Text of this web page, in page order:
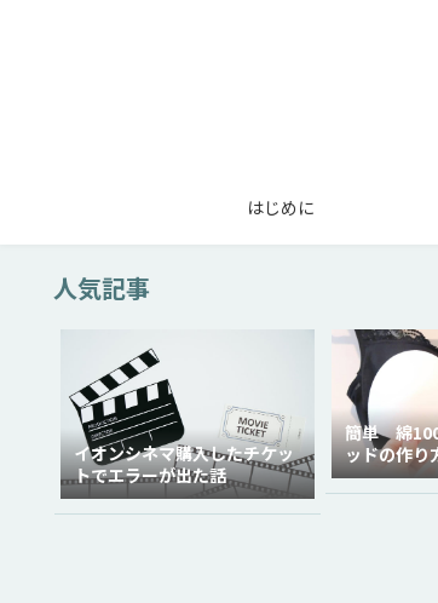
はじめに
人気記事
イオンシネマ購入したチケッ
トでエラーが出た話
簡単 綿
ッドの作り